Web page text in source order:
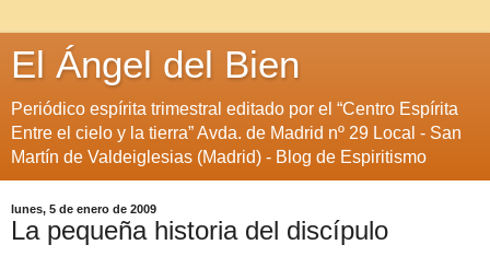
El Ángel del Bien
Periódico espírita trimestral editado por el “Centro Espírita
Entre el cielo y la tierra” Avda. de Madrid nº 29 Local - San
Martín de Valdeiglesias (Madrid) - Blog de Espiritismo
lunes, 5 de enero de 2009
La pequeña historia del discípulo